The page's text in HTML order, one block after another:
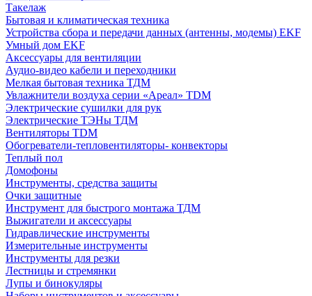
Такелаж
Бытовая и климатическая техника
Устройства сбора и передачи данных (антенны, модемы) EKF
Умный дом EKF
Аксессуары для вентиляции
Аудио-видео кабели и переходники
Мелкая бытовая техника ТДМ
Увлажнители воздуха серии «Ареал» TDM
Электрические сушилки для рук
Электрические ТЭНы ТДМ
Вентиляторы TDM
Обогреватели-тепловентиляторы- конвекторы
Теплый пол
Домофоны
Инструменты, средства защиты
Очки защитные
Инструмент для быстрого монтажа ТДМ
Выжигатели и аксессуары
Гидравлические инструменты
Измерительные инструменты
Инструменты для резки
Лестницы и стремянки
Лупы и бинокуляры